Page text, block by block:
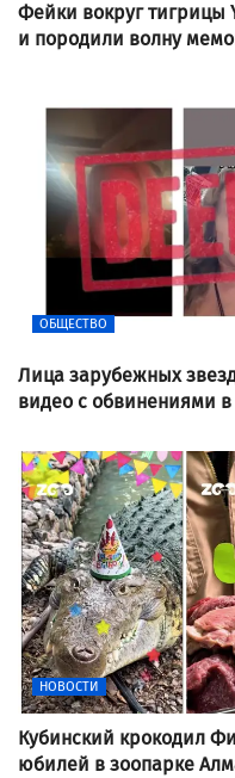
Фейки вокруг тигрицы
и породили волну
ОБЩЕСТВО
Лица зарубежных
видео с обвинениями
НОВОСТИ
Кубинский крокодил
юбилей в зоопарке